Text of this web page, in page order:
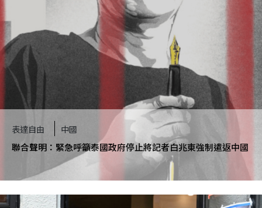
表達自由 中國
聯合聲明：緊急呼籲泰國政府停止將記者白兆東強制遣返中國